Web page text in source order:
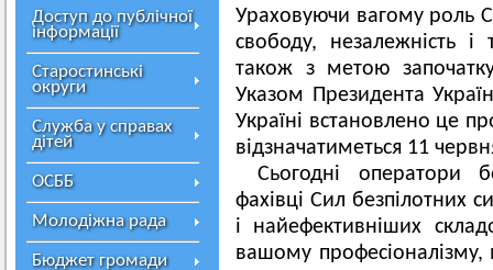
Доступ до публічної
інформації
Старостинські
округи
Служба у справах
дітей
ОСББ
Молодіжна рада
Бюджет громади
Ураховуючи вагому роль
свободу, незалежність і
також з метою
Указом Президента
Україні встановлено це
відзначатиметься 11
Сьогодні оператори
фахівці Сил безпілотних
і найефективніших
вашому професіоналізму,